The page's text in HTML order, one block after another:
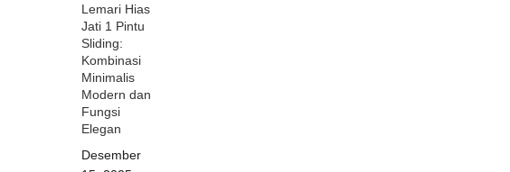
Lemari Hias
Jati 1 Pintu
Sliding:
Kombinasi
Minimalis
Modern dan
Fungsi
Elegan
Desember